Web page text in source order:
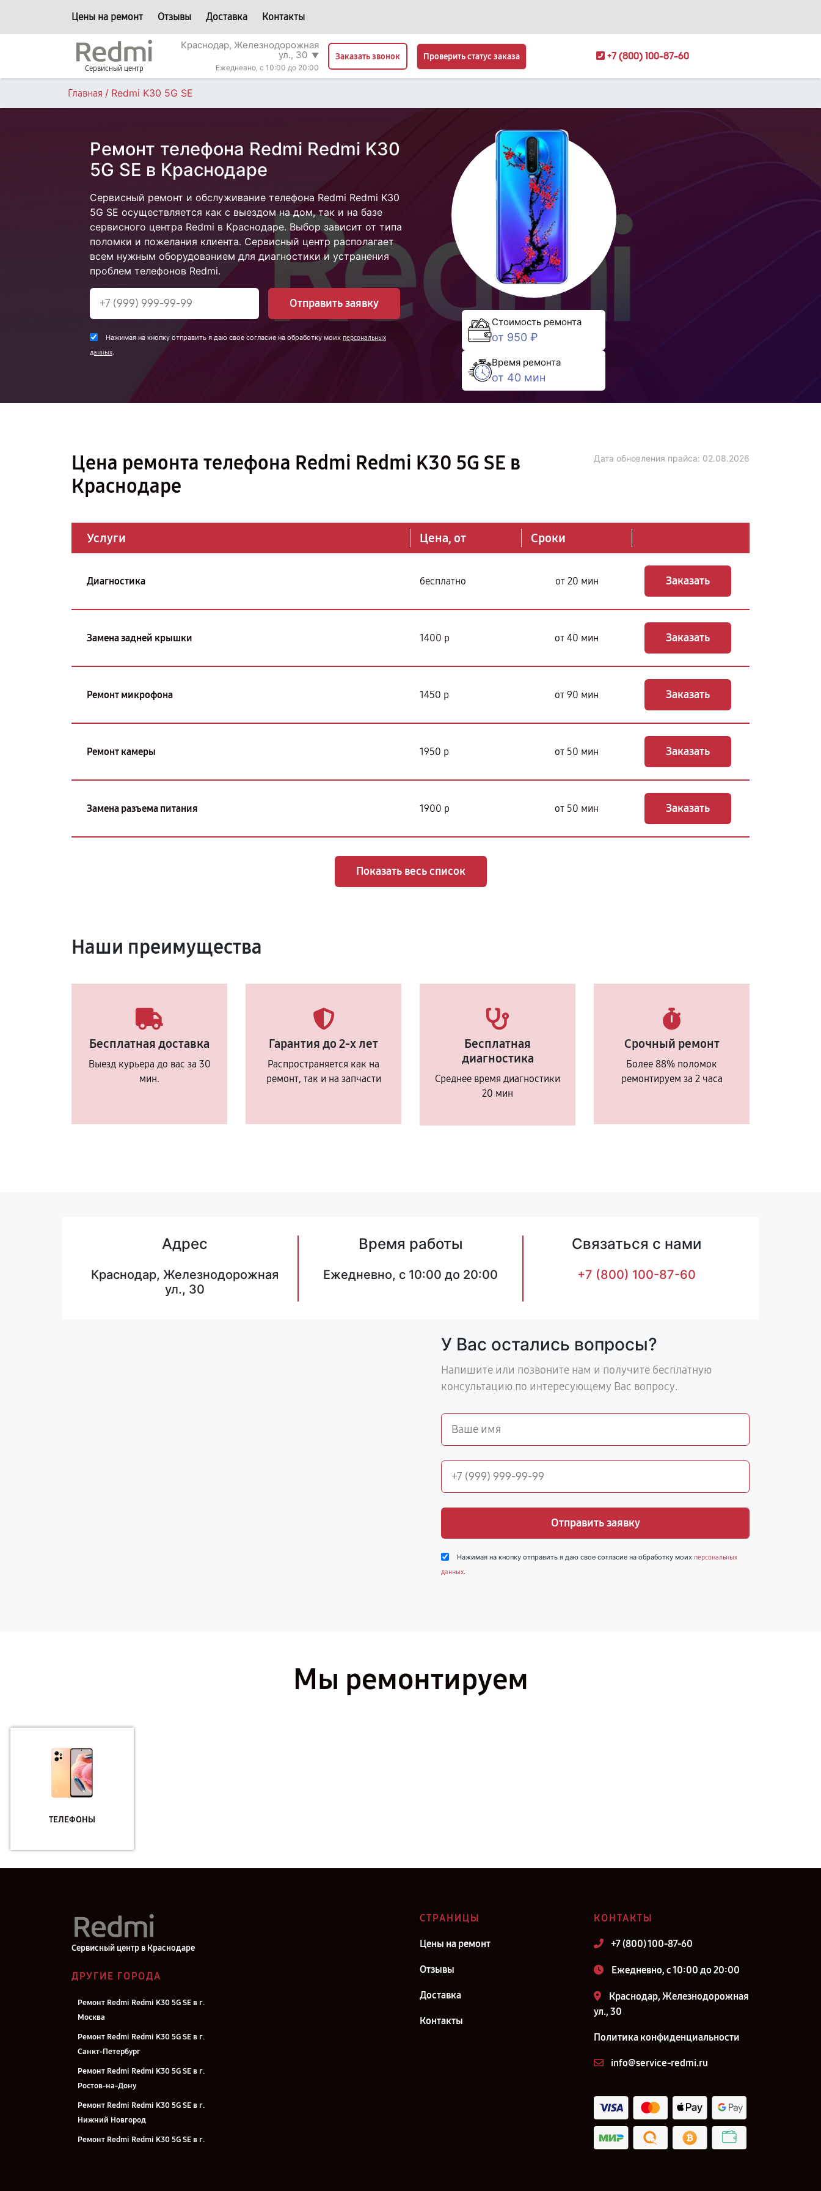
Цены на ремонт Отзывы Доставка Контакты
Сервисный центр
Краснодар, Железнодорожная
ул., 30 ▼
Ежедневно, с 10:00 до 20:00
Заказать звонок Проверить статус заказа +7 (800) 100-87-60
Главная / Redmi K30 5G SE
Ремонт телефона Redmi Redmi K30
5G SE в Краснодаре
Сервисный ремонт и обслуживание телефона Redmi Redmi K30
5G SE осуществляется как с выездом на дом, так и на базе
сервисного центра Redmi в Краснодаре. Выбор зависит от типа
поломки и пожелания клиента. Сервисный центр располагает
всем нужным оборудованием для диагностики и устранения
проблем телефонов Redmi.
Отправить заявку
Нажимая на кнопку отправить я даю свое согласие на обработку моих персональных
данных.
Стоимость ремонта
от 950 ₽
Время ремонта
от 40 мин
Цена ремонта телефона Redmi Redmi K30 5G SE в
Краснодаре
Дата обновления прайса: 02.08.2026
Услуги Цена, от Сроки
Диагностика бесплатно от 20 мин Заказать
Замена задней крышки 1400 р от 40 мин Заказать
Ремонт микрофона 1450 р от 90 мин Заказать
Ремонт камеры 1950 р от 50 мин Заказать
Замена разъема питания 1900 р от 50 мин Заказать
Показать весь список
Наши преимущества
Бесплатная доставка
Выезд курьера до вас за 30
мин.
Гарантия до 2-х лет
Распространяется как на
ремонт, так и на запчасти
Бесплатная
диагностика
Среднее время диагностики
20 мин
Срочный ремонт
Более 88% поломок
ремонтируем за 2 часа
Адрес
Краснодар, Железнодорожная
ул., 30
Время работы
Ежедневно, с 10:00 до 20:00
Связаться с нами
+7 (800) 100-87-60
У Вас остались вопросы?
Напишите или позвоните нам и получите бесплатную
консультацию по интересующему Вас вопросу.
Отправить заявку
Нажимая на кнопку отправить я даю свое согласие на обработку моих персональных
данных.
Мы ремонтируем
ТЕЛЕФОНЫ
Сервисный центр в Краснодаре
ДРУГИЕ ГОРОДА
Ремонт Redmi Redmi K30 5G SE в г.
Москва
Ремонт Redmi Redmi K30 5G SE в г.
Санкт-Петербург
Ремонт Redmi Redmi K30 5G SE в г.
Ростов-на-Дону
Ремонт Redmi Redmi K30 5G SE в г.
Нижний Новгород
Ремонт Redmi Redmi K30 5G SE в г.
СТРАНИЦЫ
Цены на ремонт
Отзывы
Доставка
Контакты
КОНТАКТЫ
+7 (800) 100-87-60
Ежедневно, с 10:00 до 20:00
Краснодар, Железнодорожная
ул., 30
Политика конфиденциальности
info@service-redmi.ru